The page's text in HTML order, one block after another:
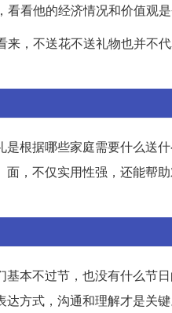
看他的经济情况和价值观是
，不送花不送礼物也并不
根据哪些家庭需要什么送
，不仅实用性强，还能帮
本不过节，也没有什么节
方式，沟通和理解才是关